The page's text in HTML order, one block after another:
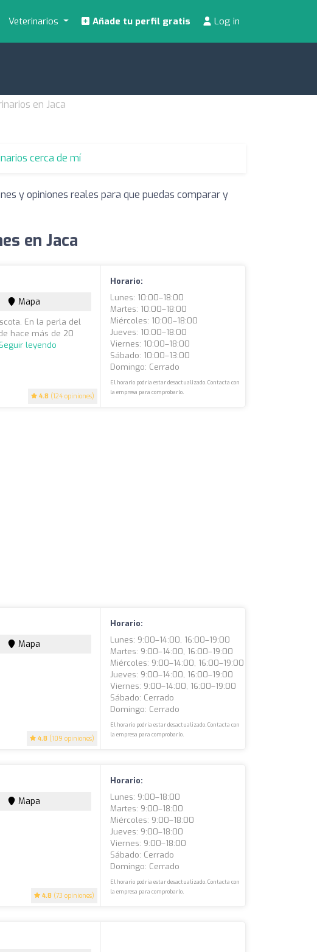
Veterinarios Añade tu perfil gratis Log in
en Jaca
cerca de mí
y opiniones reales para que puedas comparar y
en Jaca
4.8 (124 opiniones)
Mapa
En la perla del
hace más de 20
Seguir leyendo
Horario:
Lunes: 10:00–18:00
Martes: 10:00–18:00
Miércoles: 10:00–18:00
Jueves: 10:00–18:00
Viernes: 10:00–18:00
Sábado: 10:00–13:00
Domingo: Cerrado
El horario podría estar desactualizado. Contacta con
la empresa para comprobarlo.
4.8 (109 opiniones)
Mapa
Horario:
Lunes: 9:00–14:00, 16:00–19:00
Martes: 9:00–14:00, 16:00–19:00
Miércoles: 9:00–14:00, 16:00–19:00
Jueves: 9:00–14:00, 16:00–19:00
Viernes: 9:00–14:00, 16:00–19:00
Sábado: Cerrado
Domingo: Cerrado
El horario podría estar desactualizado. Contacta con
la empresa para comprobarlo.
4.8 (73 opiniones)
Mapa
Horario:
Lunes: 9:00–18:00
Martes: 9:00–18:00
Miércoles: 9:00–18:00
Jueves: 9:00–18:00
Viernes: 9:00–18:00
Sábado: Cerrado
Domingo: Cerrado
El horario podría estar desactualizado. Contacta con
la empresa para comprobarlo.